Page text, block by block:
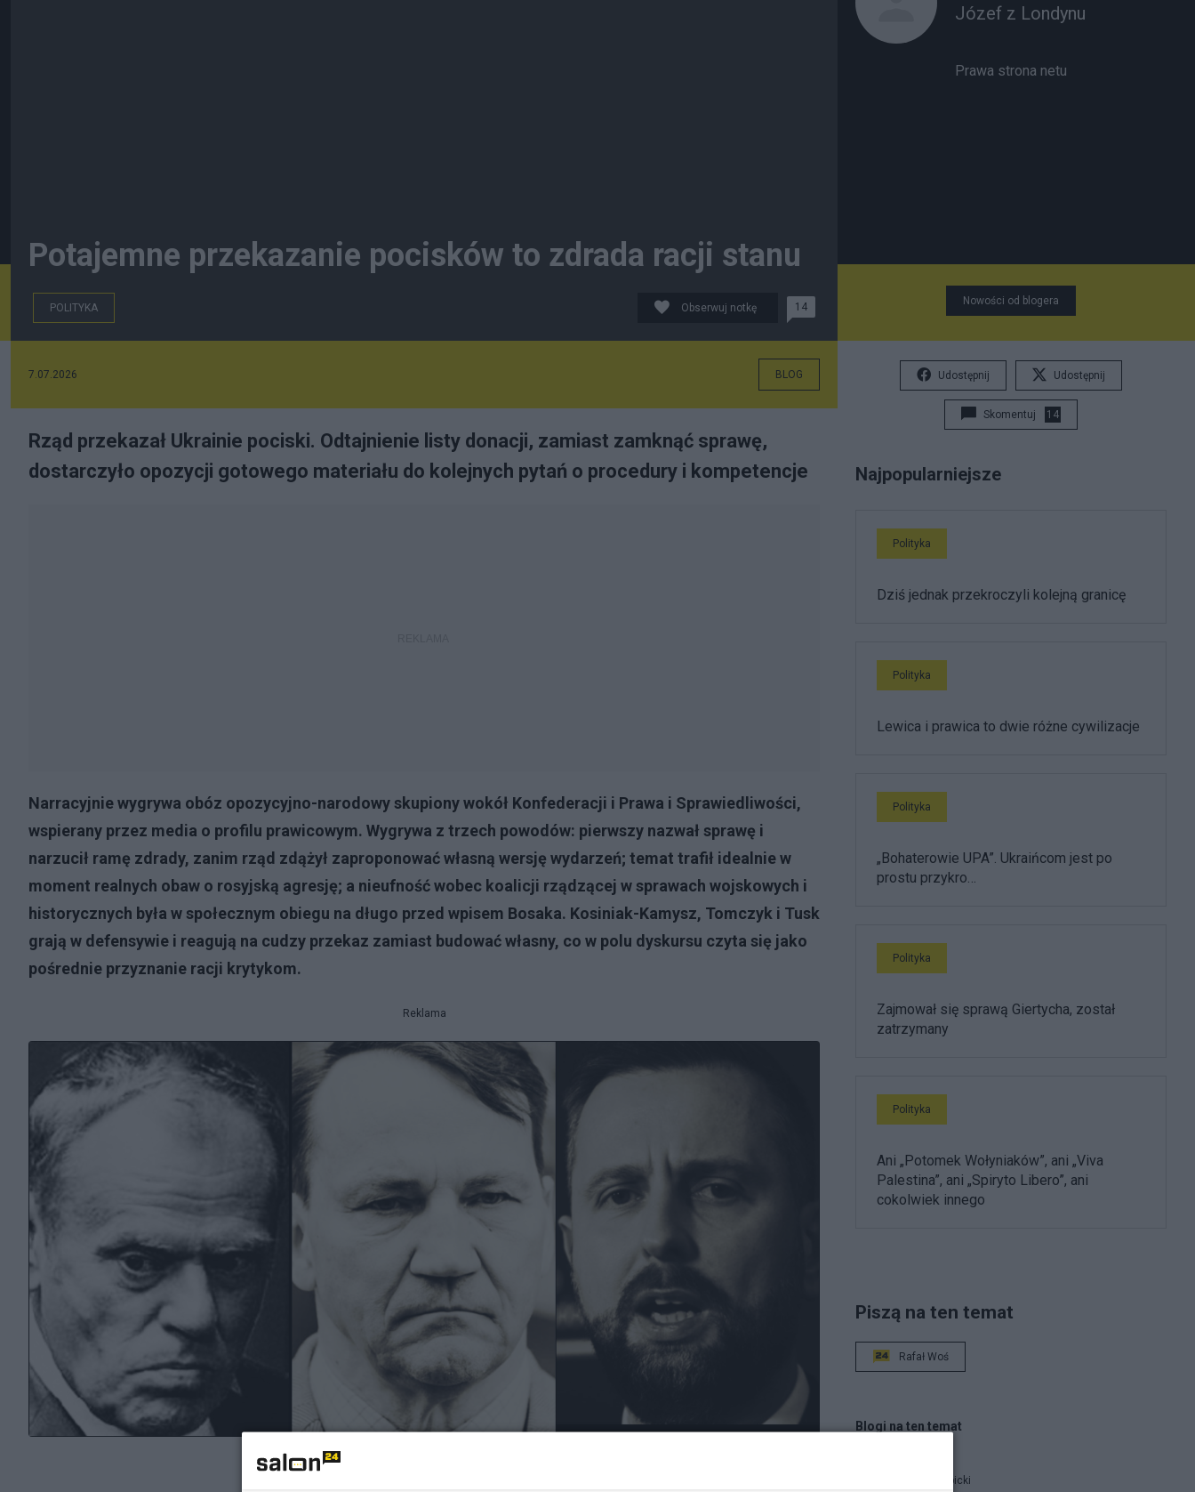
Potajemne przekazanie pocisków to zdrada racji stanu
POLITYKA Obserwuj notkę 14
7.07.2026 BLOG
Rząd przekazał Ukrainie pociski. Odtajnienie listy donacji, zamiast zamknąć sprawę,
dostarczyło opozycji gotowego materiału do kolejnych pytań o procedury i kompetencje
Narracyjnie wygrywa obóz opozycyjno-narodowy skupiony wokół Konfederacji i Prawa i Sprawiedliwości,
wspierany przez media o profilu prawicowym. Wygrywa z trzech powodów: pierwszy nazwał sprawę i
narzucił ramę zdrady, zanim rząd zdążył zaproponować własną wersję wydarzeń; temat trafił idealnie w
moment realnych obaw o rosyjską agresję; a nieufność wobec koalicji rządzącej w sprawach wojskowych i
historycznych była w społecznym obiegu na długo przed wpisem Bosaka. Kosiniak-Kamysz, Tomczyk i Tusk
grają w defensywie i reagują na cudzy przekaz zamiast budować własny, co w polu dyskursu czyta się jako
pośrednie przyznanie racji krytykom.
Reklama
Józef z Londynu
Prawa strona netu
Nowości od blogera
Udostępnij Udostępnij
Skomentuj 14
Najpopularniejsze
Polityka
Dziś jednak przekroczyli kolejną granicę
Polityka
Lewica i prawica to dwie różne cywilizacje
Polityka
„Bohaterowie UPA”. Ukraińcom jest po
prostu przykro…
Polityka
Zajmował się sprawą Giertycha, został
zatrzymany
Polityka
Ani „Potomek Wołyniaków”, ani „Viva
Palestina”, ani „Spiryto Libero”, ani
cokolwiek innego
Piszą na ten temat
Rafał Woś
Blogi na ten temat
Jan Filip Libicki